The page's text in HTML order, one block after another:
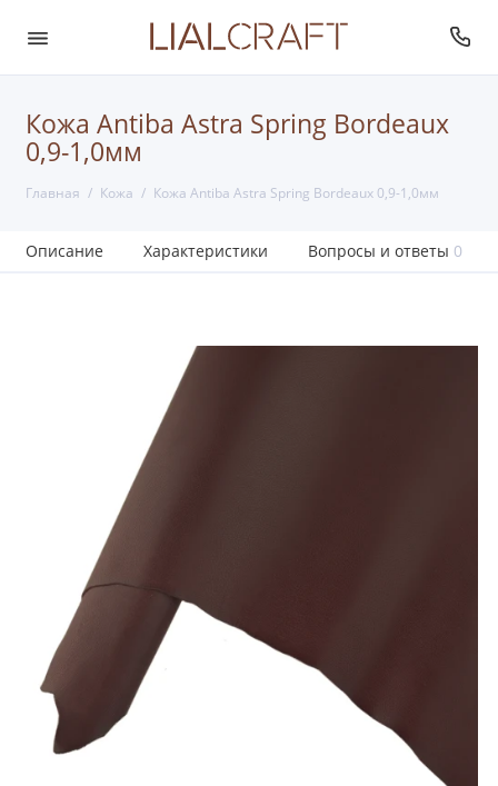
Кожа Antiba Astra Spring Bordeaux
0,9-1,0мм
Главная Кожа Кожа Antiba Astra Spring Bordeaux 0,9-1,0мм
Описание Характеристики Вопросы и ответы 0